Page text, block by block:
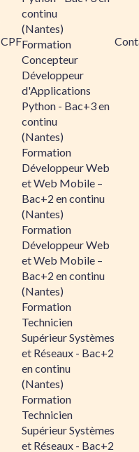
CPF
continu
(Nantes)
Formation
Concepteur
Développeur
d'Applications
Python - Bac+3 en
continu
(Nantes)
Formation
Développeur Web
et Web Mobile –
Bac+2 en continu
(Nantes)
Formation
Développeur Web
et Web Mobile –
Bac+2 en continu
(Nantes)
Formation
Technicien
Supérieur Systèmes
et Réseaux - Bac+2
en continu
(Nantes)
Formation
Technicien
Supérieur Systèmes
et Réseaux - Bac+2